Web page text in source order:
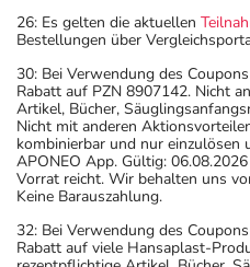
26: Es gelten die aktuellen
Bestellungen über
30: Bei Verwendung des
Rabatt auf PZN 8907142. Nicht
Artikel, Bücher,
Nicht mit anderen
kombinierbar und nur
APONEO App. Gültig:
Vorrat reicht. Wir behalten uns
Keine Barauszahlung.
32: Bei Verwendung des
Rabatt auf viele Hansaplast-